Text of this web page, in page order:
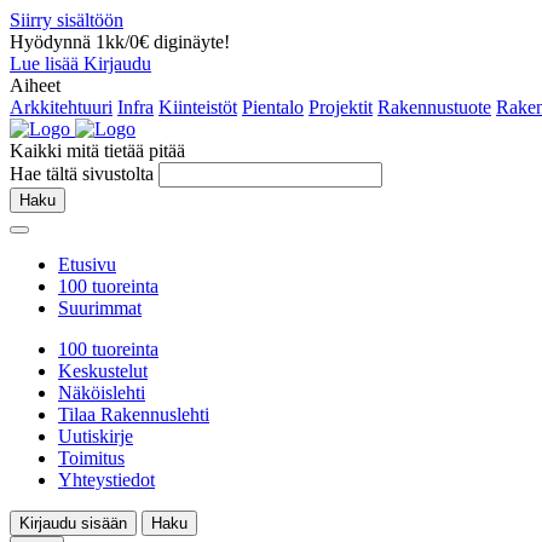
Siirry sisältöön
Hyödynnä 1kk/0€ diginäyte!
Lue lisää Kirjaudu
Aiheet
Arkkitehtuuri Infra Kiinteistöt Pientalo Projektit Rakennustuote
Kaikki mitä tietää pitää
Hae tältä sivustolta
Haku
Etusivu
100 tuoreinta
Suurimmat
100 tuoreinta
Keskustelut
Näköislehti
Tilaa Rakennuslehti
Uutiskirje
Toimitus
Yhteystiedot
Kirjaudu sisään
Haku